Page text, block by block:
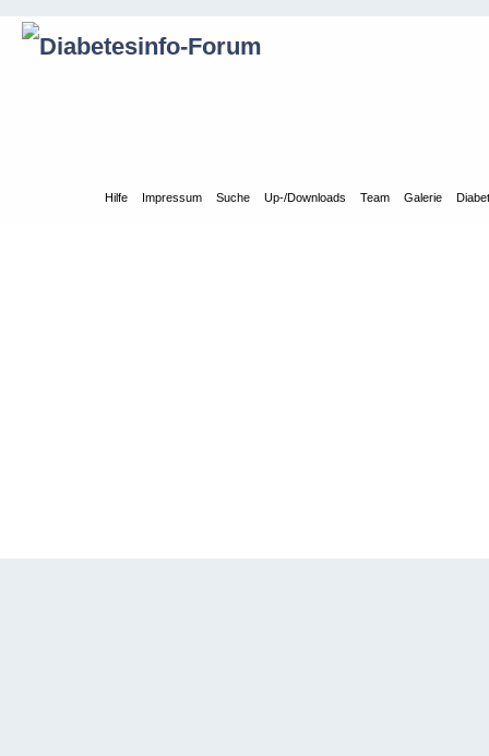
Hilfe Impressum Suche Up-/Downloads Team Galerie